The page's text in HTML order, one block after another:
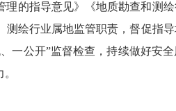
的指导意见》《地质勘查和测
绘行业属地监管职责，督促指
一公开”监督检查，持续做好安